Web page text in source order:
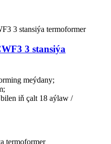
3 stansiýa
meýdany;
iň çalt 18 aýlaw /